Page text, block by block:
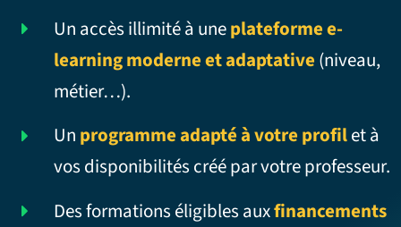
Un accès illimité à uneplateforme e-
learning moderne et adaptative (niveau,
métier…).
Un programme adapté à votre profilet à
vos disponibilités créé par votre professeur.
Des formations éligibles auxfinancements